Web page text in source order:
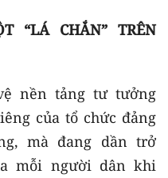
“LÁ CHẮN” TRÊN
nền tảng tư tưởng
của tổ chức đảng
mà đang dần trở
mỗi người dân khi